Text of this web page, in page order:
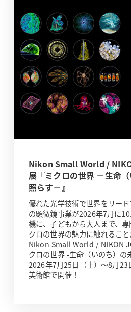
Nikon Small World /
展『ミクロの世界 －生命
照らす－』
優れた光学技術で世界をリー
の顕微鏡事業が2026年7月に
機に、子どもから大人まで、
クロの世界の魅力に触れるこ
Nikon Small World / NIKON
クロの世界 -生命（いのち）の
2026年7月25日（土）～8月23
美術館で開催！